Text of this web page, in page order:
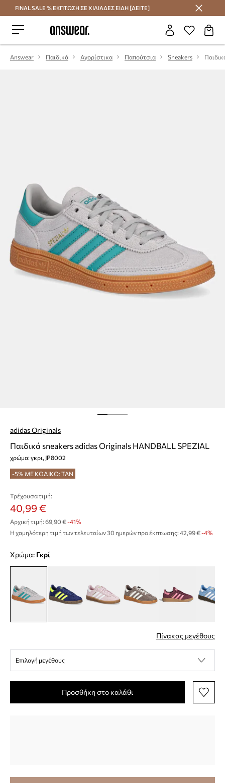
Εξοικονομήστε με το Answear Club
FINAL SALE % ΕΚΠΤΩΣΗ ΣΕ ΧΙΛΙΑΔΕΣ ΕΙΔΗ [ΔΕΙΤΕ]
Answear Παιδικά Αγορίστικα Παπούτσια Sneakers
adidas Originals
Παιδικά sneakers adidas Originals HANDBALL SPEZIAL
χρώμα: γκρι, JP8002
-5% ΜΕ ΚΩΔΙΚΟ: TAN
Τρέχουσα τιμή:
40,99 €
Αρχική τιμή: 69,90 €-41%
Η χαμηλότερη τιμή των τελευταίων 30 ημερών προ έκπτωσης: 42,99 € -4%
Χρώμα: γκρί
Πίνακας μεγέθους
Επιλογή μεγέθους
Προσθήκη στο καλάθι